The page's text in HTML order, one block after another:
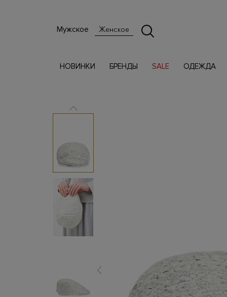
Мужское Женское
НОВИНКИ БРЕНДЫ SALE ОДЕЖДА